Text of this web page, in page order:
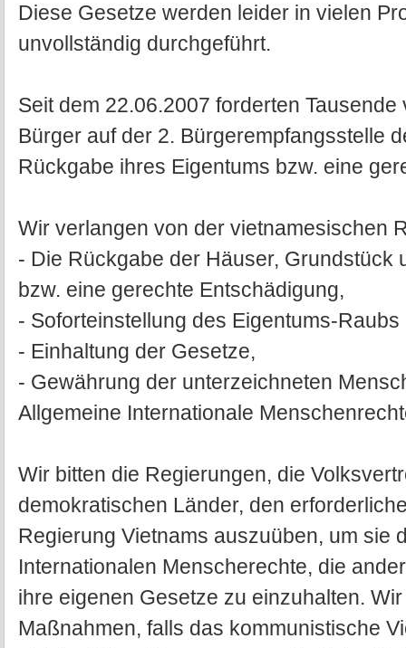
Diese Gesetze werden leider in vielen
unvollständig durchgeführt.
Seit dem 22.06.2007 forderten
Bürger auf der 2. Bürgerempfangsstelle
Rückgabe ihres Eigentums bzw. eine
Wir verlangen von der vietnamesischen
- Die Rückgabe der Häuser, Grundstück
bzw. eine gerechte Entschädigung,
- Soforteinstellung des Eigentums-Raubs
- Einhaltung der Gesetze,
- Gewährung der unterzeichneten
Allgemeine Internationale
Wir bitten die Regierungen, die
demokratischen Länder, den
Regierung Vietnams auszuüben, um sie
Internationalen Menscherechte, die
ihre eigenen Gesetze zu einzuhalten.
Maßnahmen, falls das kommunistische